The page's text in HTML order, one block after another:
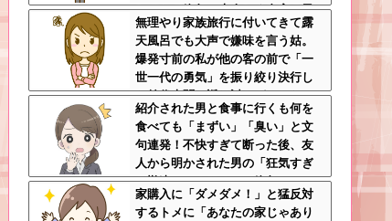
してきて絶句←大人しく自宅の風
呂に入れよ
無理やり家族旅行に付いてきて露
天風呂でも大声で嫌味を言う姑。
爆発寸前の私が他の客の前で「一
世一代の勇気」を振り絞り決行し
た前代未聞の返り討ちがこちら←
身体を張った捨て身の反撃すぎる
紹介された男と食事に行くも何を
食べても「まずい」「臭い」と文
句連発！不快すぎて断った後、友
人から明かされた男の「狂気すぎ
る勘違いシナリオ」に絶句ｗｗ←
手料理食べたいなら素直に言え
家購入に「ダメダメ！」と猛反対
するトメに「あなたの家じゃあり